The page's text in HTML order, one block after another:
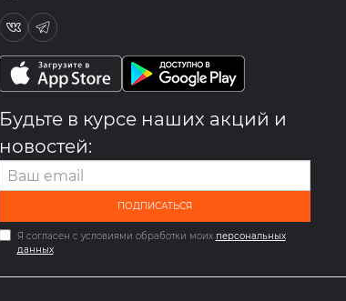
Будьте в курсе наших акций и
новостей:
ПОДПИСАТЬСЯ
Я согласен с условиями обработки моих персональных
данных